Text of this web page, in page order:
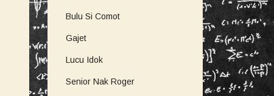
Bulu Si Comot
Gajet
Lucu Idok
Senior Nak Roger